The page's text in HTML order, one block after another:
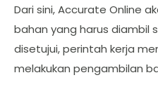
Dari sini, Accurate Online
bahan yang harus diambil
disetujui, perintah kerja
melakukan pengambilan